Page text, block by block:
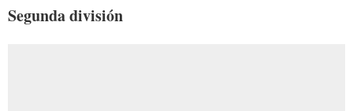
Segunda división